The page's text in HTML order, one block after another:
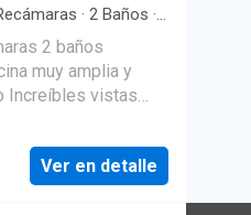
· 2 Baños ·
·Electricidad·
·Azotea ·Sala
$13,000,000
Ver en detalle